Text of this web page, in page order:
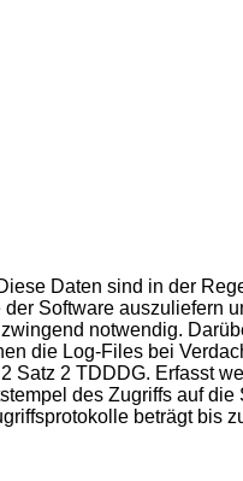
Daten sind in der
Software auszuliefern
notwendig.
die Log-Files bei
Satz 2 TDDDG. Erfasst
des Zugriffs auf
beträgt bis